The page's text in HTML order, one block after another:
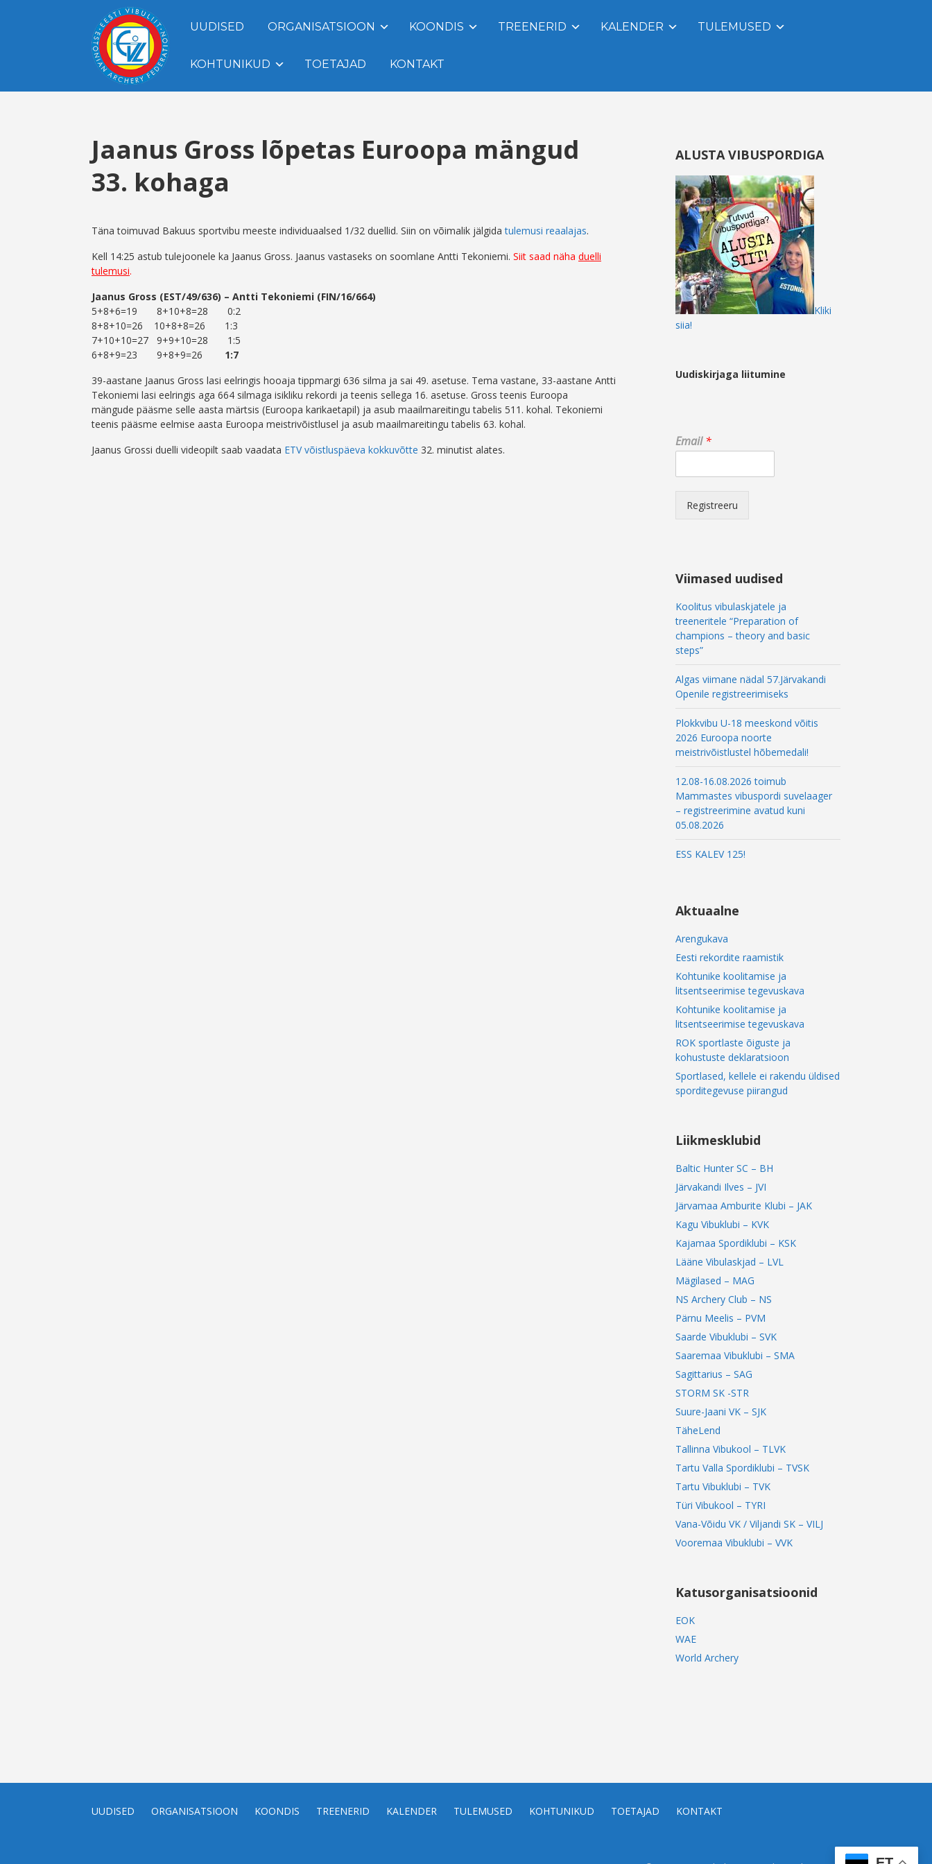
UUDISED ORGANISATSIOON KOONDIS TREENERID KALENDER TULEMUSED
KOHTUNIKUD TOETAJAD KONTAKT
Jaanus Gross lõpetas Euroopa mängud
33. kohaga
Täna toimuvad Bakuus sportvibu meeste individuaalsed 1/32 duellid. Siin on võimalik jälgidatulemusi reaalajas.
Kell 14:25 astub tulejoonele ka Jaanus Gross. Jaanus vastaseks on soomlane Antti Tekoniemi. Siit saad näha duelli
tulemusi.
Jaanus Gross (EST/49/636) – Antti Tekoniemi (FIN/16/664)
5+8+6=19 8+10+8=28 0:2
8+8+10=26 10+8+8=26 1:3
7+10+10=27 9+9+10=28 1:5
6+8+9=23 9+8+9=26 1:7
39-aastane Jaanus Gross lasi eelringis hooaja tippmargi 636 silma ja sai 49. asetuse. Tema vastane, 33-aastane Antti
Tekoniemi lasi eelringis aga 664 silmaga isikliku rekordi ja teenis sellega 16. asetuse. Gross teenis Euroopa
mängude pääsme selle aasta märtsis (Euroopa karikaetapil) ja asub maailmareitingu tabelis 511. kohal. Tekoniemi
teenis pääsme eelmise aasta Euroopa meistrivõistlusel ja asub maailmareitingu tabelis 63. kohal.
Jaanus Grossi duelli videopilt saab vaadata ETV võistluspäeva kokkuvõtte 32. minutist alates.
ALUSTA VIBUSPORDIGA
Kliki
siia!
Uudiskirjaga liitumine
*
E
a
l
Email*
Registreeru
Viimased uudised
Koolitus vibulaskjatele ja
treeneritele “Preparation of
champions – theory and basic
steps”
Algas viimane nädal 57.Järvakandi
Openile registreerimiseks
Plokkvibu U-18 meeskond võitis
2026 Euroopa noorte
meistrivõistlustel hõbemedali!
12.08-16.08.2026 toimub
Mammastes vibuspordi suvelaager
– registreerimine avatud kuni
05.08.2026
ESS KALEV 125!
Aktuaalne
Arengukava
Eesti rekordite raamistik
Kohtunike koolitamise ja
litsentseerimise tegevuskava
Kohtunike koolitamise ja
litsentseerimise tegevuskava
ROK sportlaste õiguste ja
kohustuste deklaratsioon
Sportlased, kellele ei rakendu üldised
sporditegevuse piirangud
Liikmesklubid
Baltic Hunter SC – BH
Järvakandi Ilves – JVI
Järvamaa Amburite Klubi – JAK
Kagu Vibuklubi – KVK
Kajamaa Spordiklubi – KSK
Lääne Vibulaskjad – LVL
Mägilased – MAG
NS Archery Club – NS
Pärnu Meelis – PVM
Saarde Vibuklubi – SVK
Saaremaa Vibuklubi – SMA
Sagittarius – SAG
STORM SK -STR
Suure-Jaani VK – SJK
TäheLend
Tallinna Vibukool – TLVK
Tartu Valla Spordiklubi – TVSK
Tartu Vibuklubi – TVK
Türi Vibukool – TYRI
Vana-Võidu VK / Viljandi SK – VILJ
Vooremaa Vibuklubi – VVK
Katusorganisatsioonid
EOK
WAE
World Archery
UUDISED ORGANISATSIOON KOONDIS TREENERID KALENDER TULEMUSED KOHTUNIKUD TOETAJAD KONTAKT